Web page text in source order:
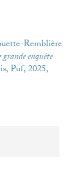
Remblière
enquête
Puf, 2025,